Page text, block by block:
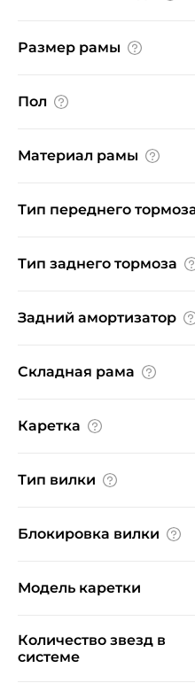
Размер рамы
L
Пол
Материал рамы
Тип переднего
дисковый
Тип заднего тормоза
дисковый
Задний амортизатор
Складная рама
Каретка
Shimano Hollowtech II
Тип вилки
Блокировка вилки
Нет
Модель каретки
Количество звезд в
системе